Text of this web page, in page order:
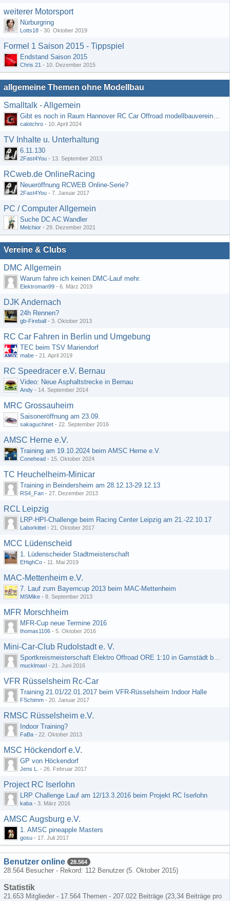
weiterer Motorsport
Nürburgring
Lotts18 - 30. Oktober 2019
Formel 1 Saison 2015 - Tippspiel
Endstand Saison 2015
Chris 21 - 10. Dezember 2015
allgemeine Themen ohne Modellbau
Smalltalk - Allgemein
Gibt es noch in Raum Hannover RC Car Offroad modellbauvereine, habe selbst schon gegoogelt aber erfolglos
calotchro - 10. April 2024
TV Inhalte u. Unterhaltung
6.11.130
2Fast4You - 13. September 2013
RCweb.de OnlineRacing
Neueröffnung RCWEB Online-Serie?
2Fast4You - 7. Januar 2017
PC / Computer Allgemein
Suche DC AC Wandler
Melchior - 29. Dezember 2021
Vereine & Clubs
DMC Allgemein
Warum fahre ich keinen DMC-Lauf mehr.
Elektroman99 - 6. März 2019
DJK Andernach
24h Rennen?
gb-Fireball - 3. Oktober 2013
RC Car Fahren in Berlin und Umgebung
TEC beim TSV Mariendorf
mabe - 21. April 2019
RC Speedracer e.V. Bernau
Video: Neue Asphaltstrecke in Bernau
Andy - 14. September 2014
MRC Grossauheim
Saisoneröffnung am 23.09.
sakaguchinet - 22. September 2016
AMSC Herne e.V.
Training am 19.10.2024 beim AMSC Herne e.V.
Conehead - 15. Oktober 2024
TC Heuchelheim-Minicar
Training in Beindersheim am 28.12.13-29.12.13
RS4_Fan - 27. Dezember 2013
RCL Leipzig
LRP-HPI-Challenge beim Racing Center Leipzig am 21.-22.10.17
Laborkittel - 21. Oktober 2017
MCC Lüdenscheid
1. Lüdenscheider Stadtmeisterschaft
EHighCo - 11. Mai 2019
MAC-Mettenheim e.V.
7. Lauf zum Bayerncup 2013 beim MAC-Mettenheim
MSMike - 8. September 2013
MFR Morschheim
MFR-Cup neue Termine 2016
thomas1106 - 5. Oktober 2016
Mini-Car-Club Rudolstadt e. V.
Sportkreismeisterschaft Elektro Offroad ORE 1:10 in Gamstädt bei Erfurt, Outdoor mit Indoor Ausweichmöglichkeit!!!
mucklmaxl - 21. Juni 2016
VFR Rüsselsheim Rc-Car
Training 21.01/22.01.2017 beim VFR-Rüsselsheim Indoor Halle
FSchimm - 20. Januar 2017
RMSC Rüsselsheim e.V.
Indoor Training?
FaBa - 22. Oktober 2013
MSC Höckendorf e.V.
GP von Höckendorf
Jens L. - 26. Februar 2017
Project RC Iserlohn
LRP Challenge Lauf am 12/13.3.2016 beim Projekt RC Iserlohn
kaba - 3. März 2016
AMSC Augsburg e.V.
1. AMSC pineapple Masters
gosu - 17. Juli 2017
Benutzer online 28.564
28.564 Besucher - Rekord: 112 Benutzer (5. Oktober 2015)
Statistik
21.653 Mitglieder - 17.564 Themen - 207.022 Beiträge (23,34 Beiträge pro